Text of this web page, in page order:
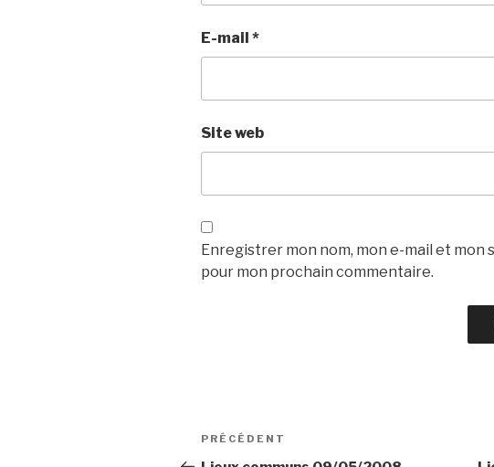
E-mail *
Site web
Enregistrer mon nom, mon e-mail et mon
pour mon prochain commentaire.
Navigation
Article
précédent
PRÉCÉDENT